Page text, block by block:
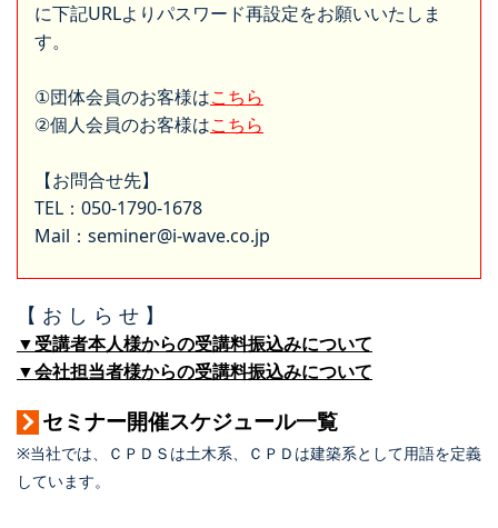
に下記URLよりパスワード再設定をお願いいたしま
す。
①団体会員のお客様はこちら
②個人会員のお客様はこちら
【お問合せ先】
TEL：050-1790-1678
Mail：seminer@i-wave.co.jp
【 お し ら せ 】
▼受講者本人様からの受講料振込みについて
▼会社担当者様からの受講料振込みについて
セミナー開催スケジュール一覧
※当社では、ＣＰＤＳは土木系、ＣＰＤは建築系として用語を定義
しています。